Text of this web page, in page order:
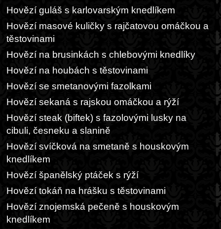
Hovězí guláš s karlovarským knedlíkem
Hovězí masové kuličky s rajčatovou omáčkou a
těstovinami
Hovězí na brusinkách s chlebovými knedlíky
Hovězí na houbách s těstovinami
Hovězí se smetanovými fazolkami
Hovězí sekaná s rajskou omáčkou a rýží
Hovězí steak (biftek) s fazolovými lusky na
cibuli, česneku a slanině
Hovězí svíčková na smetaně s houskovým
knedlíkem
Hovězí španělský ptáček s rýží
Hovězí tokáň na hrášku s těstovinami
Hovězí znojemská pečeně s houskovým
knedlíkem